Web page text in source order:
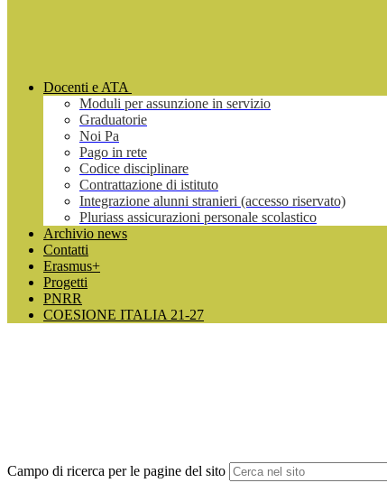
Docenti e ATA
Moduli per assunzione in servizio
Graduatorie
Noi Pa
Pago in rete
Codice disciplinare
Contrattazione di istituto
Integrazione alunni stranieri (accesso riservato)
Pluriass assicurazioni personale scolastico
Archivio news
Contatti
Erasmus+
Progetti
PNRR
COESIONE ITALIA 21-27
Campo di ricerca per le pagine del sito